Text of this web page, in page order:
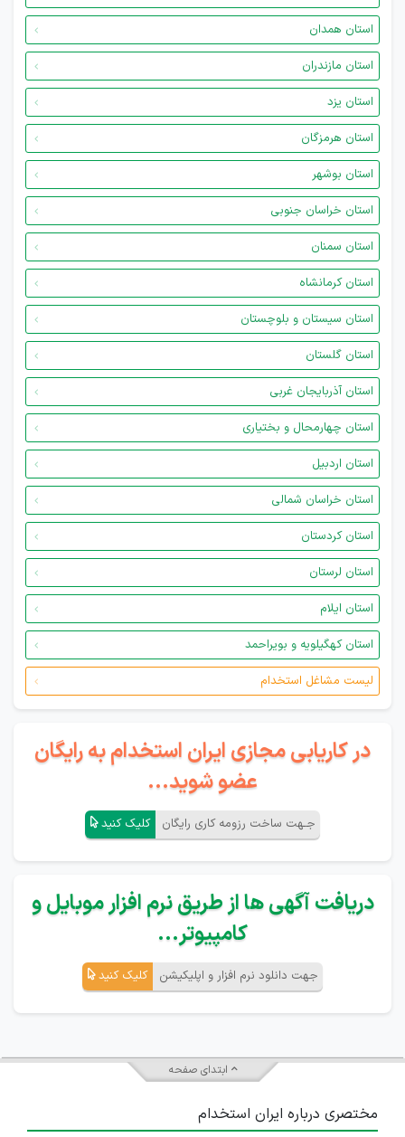
استان همدان
استان مازندران
استان یزد
استان هرمزگان
استان بوشهر
استان خراسان جنوبی
استان سمنان
استان کرمانشاه
استان سیستان و بلوچستان
استان گلستان
استان آذربایجان غربی
استان چهارمحال و بختیاری
استان اردبیل
استان خراسان شمالی
استان کردستان
استان لرستان
استان ایلام
استان کهگیلویه و بویراحمد
لیست مشاغل استخدام
در کاریابی مجازی ایران استخدام به رایگان
عضو شوید...
جـهت ساخت رزومه کاری رایگان کلیک کنید
دریافت آگهی ها از طریق نرم افزار موبایل و
کامپیوتر...
جهت دانلود نرم افزار و اپلیکیشن کلیک کنید
ابتدای صفحه
مختصری درباره ایران استخدام